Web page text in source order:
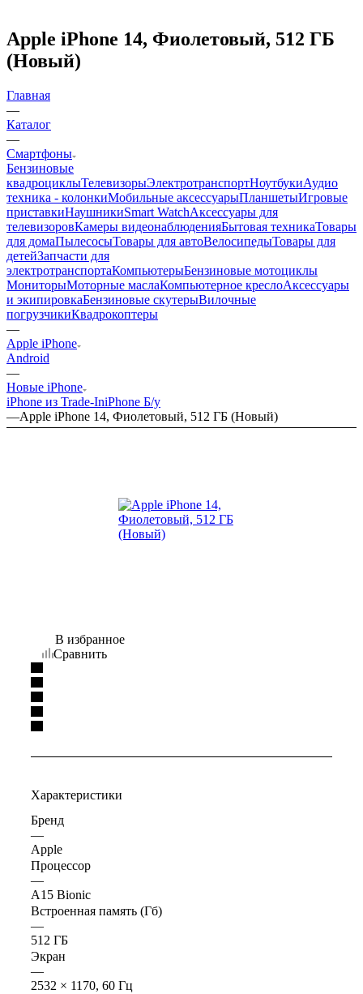
Apple iPhone 14, Фиолетовый, 512 ГБ
(Новый)
Главная
—
Каталог
—
Смартфоны
Бензиновые
квадроциклыТелевизорыЭлектротранспортНоутбукиАудио
техника - колонкиМобильные аксессуарыПланшетыИгровые
приставкиНаушникиSmart WatchАксессуары для
телевизоровКамеры видеонаблюденияБытовая техникаТовары
для домаПылесосыТовары для автоВелосипедыТовары для
детейЗапчасти для
электротранспортаКомпьютерыБензиновые мотоциклы
МониторыМоторные маслаКомпьютерное креслоАксессуары
и экипировкаБензиновые скутерыВилочные
погрузчикиКвадрокоптеры
—
Apple iPhone
Android
—
Новые iPhone
iPhone из Trade-IniPhone Б/у
—Apple iPhone 14, Фиолетовый, 512 ГБ (Новый)
В избранное
Сравнить
Характеристики
Бренд
—
Apple
Процессор
—
A15 Bionic
Встроенная память (Гб)
—
512 ГБ
Экран
—
2532 × 1170, 60 Гц